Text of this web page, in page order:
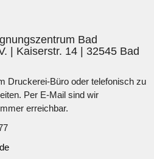
Bad
| Kaiserstr. 14 | 32545 Bad
Druckerei-Büro oder telefonisch zu
Per E-Mail sind wir
erreichbar.